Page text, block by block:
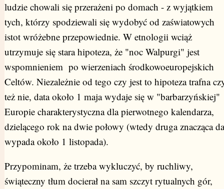
ludzie chowali się przerażeni po domach - z wyjątkiem
tych, którzy spodziewali się wydobyć od zaświatowych
istot wróżebne przepowiednie. W etnologii wciąż
utrzymuje się stara hipoteza, że "noc Walpurgi" jest
wspomnieniem po wierzeniach środkowoeuropejskich
Celtów. Niezależnie od tego czy jest to hipoteza trafna
też nie, data około 1 maja wydaje się w "barbarzyńskiej"
Europie charakterystyczna dla pierwotnego kalendarza,
dzielącego rok na dwie połowy (wtedy druga znacząca
wypada około 1 listopada).
Przypominam, że trzeba wykluczyć, by ruchliwy,
świąteczny tłum docierał na sam szczyt rytualnych gór,